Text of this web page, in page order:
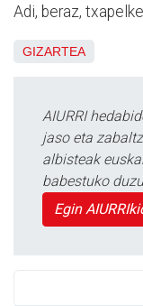
Adi, beraz,
GIZARTEA
AIURRI
jaso eta
albisteak
babestuko
Egin